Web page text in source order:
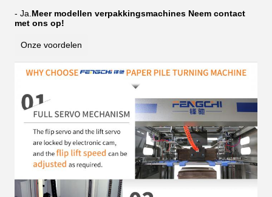
- Ja. Meer modellen verpakkingsmachines Neem contact
met ons op!
Onze voordelen